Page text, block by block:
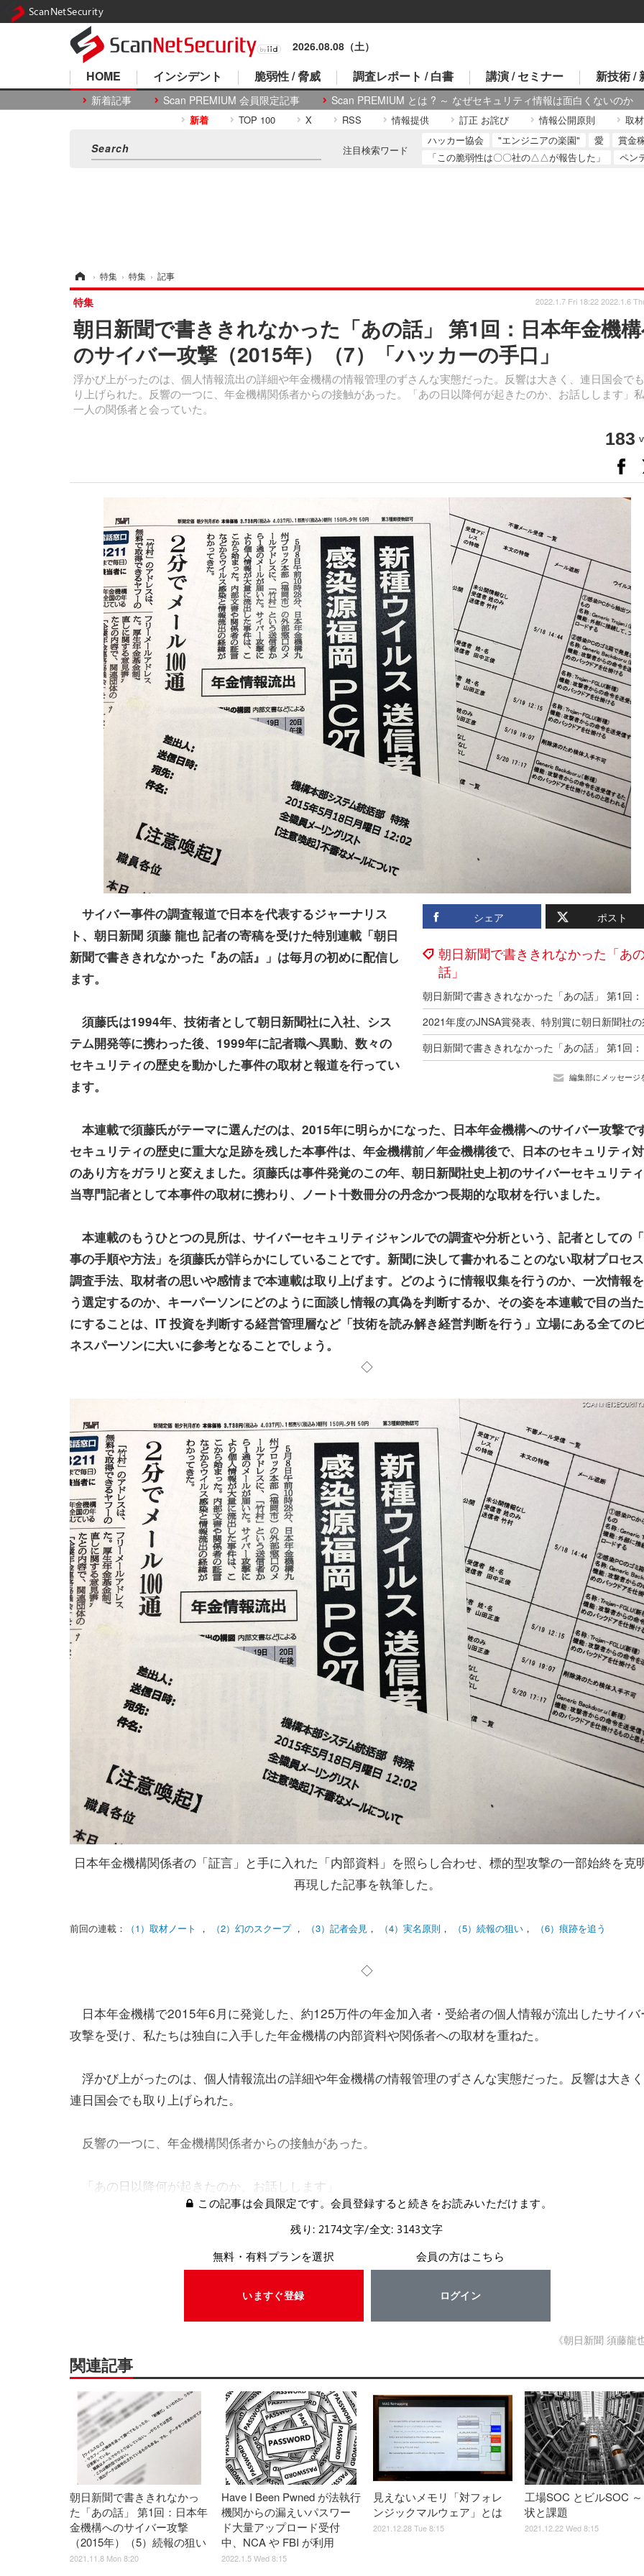
2026.08.08（土）
HOME
新着記事 Scan PREMIUM 会員限定記事 Scan PREMIUM とは ? ～ なぜセキュリティ情報は面白くないのか
インシデント 脆弱性 / 脅威 調査レポート / 白書 講演 / セミナー 新技術 /
新着 TOP 100 X RSS 情報提供 訂正 お詫び 情報公開原則 取
注目検索ワード
ハッカー協会 "エンジニアの楽園" 愛
賞金
「この脆弱性は〇〇社の△△が報告した」
ペン
› 特集 › 特集 › 記事
朝日新聞で書ききれなかった「あの話」 第1回：日本年金機
のサイバー攻撃（2015年）（7）「ハッカーの手口」
浮かび上がったのは、個人情報流出の詳細や年金機構の情報管理のずさんな実態だった。反響は大きく、連日国会で
り上げられた。反響の一つに、年金機構関係者からの接触があった。「あの日以降何が起きたのか、お話しします」
一人の関係者と会っていた。
特集 2022.1.7 Fri 18:22 2022.1.6
183
シェア ポスト
朝日新聞で書ききれなかった「あ
話」
編集部にメッセージ
サイバー事件の調査報道で日本を代表するジャーナリス
ト、朝日新聞 須藤 龍也 記者の寄稿を受けた特別連載「朝日
新聞で書ききれなかった『あの話』」は毎月の初めに配信し
ます。
須藤氏は1994年、技術者として朝日新聞社に入社、シス
テム開発等に携わった後、1999年に記者職へ異動、数々の
セキュリティの歴史を動かした事件の取材と報道を行ってい
ます。
本連載で須藤氏がテーマに選んだのは、2015年に明らかになった、日本年金機構へのサイバー攻撃で
セキュリティの歴史に重大な足跡を残した本事件は、年金機構前／年金機構後で、日本のセキュリティ
のあり方をガラリと変えました。須藤氏は事件発覚のこの年、朝日新聞社史上初のサイバーセキュリテ
当専門記者として本事件の取材に携わり、ノート十数冊分の丹念かつ長期的な取材を行いました。
本連載のもうひとつの見所は、サイバーセキュリティジャンルでの調査や分析という、記者としての
事の手順や方法」を須藤氏が詳らかにしていることです。新聞に決して書かれることのない取材プロセ
調査手法、取材者の思いや感情まで本連載は取り上げます。どのように情報収集を行うのか、一次情報
う選定するのか、キーパーソンにどのように面談し情報の真偽を判断するか、その姿を本連載で目の当
にすることは、IT 投資を判断する経営管理層など「技術を読み解き経営判断を行う」立場にある全ての
ネスパーソンに大いに参考となることでしょう。
◇
日本年金機構関係者の「証言」と手に入れた「内部資料」を照らし合わせ、標的型攻撃の一部始終を克
再現した記事を執筆した。
前回の連載： （1）取材ノート ， （2）幻のスクープ， （3）記者会見 ， （4）実名原則 ， （5）続報の狙い ， （6）痕跡を追う
◇
日本年金機構で2015年6月に発覚した、約125万件の年金加入者・受給者の個人情報が流出したサイバ
攻撃を受け、私たちは独自に入手した年金機構の内部資料や関係者への取材を重ねた。
浮かび上がったのは、個人情報流出の詳細や年金機構の情報管理のずさんな実態だった。反響は大き
連日国会でも取り上げられた。
反響の一つに、年金機構関係者からの接触があった。
「あの日以降何が起きたのか、お話しします」
この記事は会員限定です。会員登録すると続きをお読みいただけます。
残り: 2174文字/全文: 3143文字
無料・有料プランを選択
いますぐ登録
会員の方はこちら
ログイン
《朝日新聞 須藤龍
関連記事
朝日新聞で書ききれなかっ
た「あの話」 第1回：日本年
金機構へのサイバー攻撃
（2015年）（5）続報の狙い
2021.11.8 Mon 8:20
Have I Been Pwned が法執行
機関からの漏えいパスワー
ド大量アップロード受付
中、NCA や FBI が利用
2022.1.5 Wed 8:15
見えないメモリ「対フォレ
ンジックマルウェア」とは
2021.12.28 Tue 8:15
工場SOC とビルSOC
状と課題
2021.12.22 Wed 8:15
ScanNetSecurity